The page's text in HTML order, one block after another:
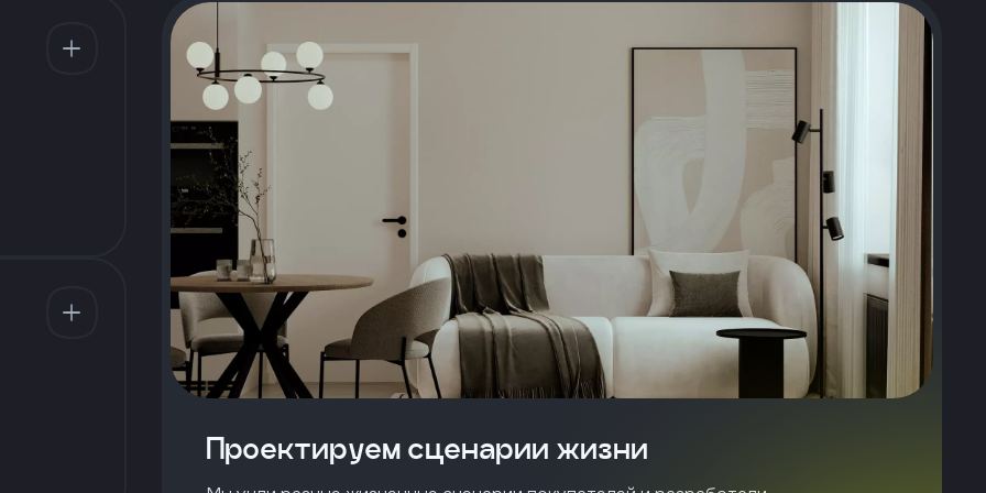
Проектируем сценарии жизни